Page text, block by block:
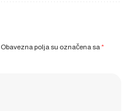
Obavezna polja su označena sa*